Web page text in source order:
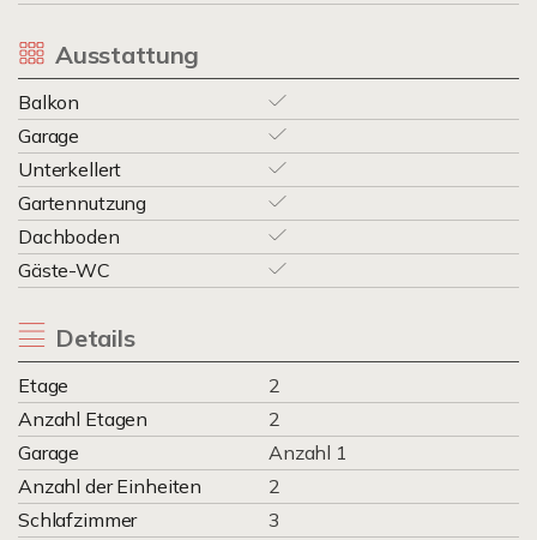
Ausstattung
Balkon
Garage
Unterkellert
Gartennutzung
Dachboden
Gäste-WC
Details
Etage
2
Anzahl Etagen
2
Garage
Anzahl 1
Anzahl der Einheiten
2
Schlafzimmer
3